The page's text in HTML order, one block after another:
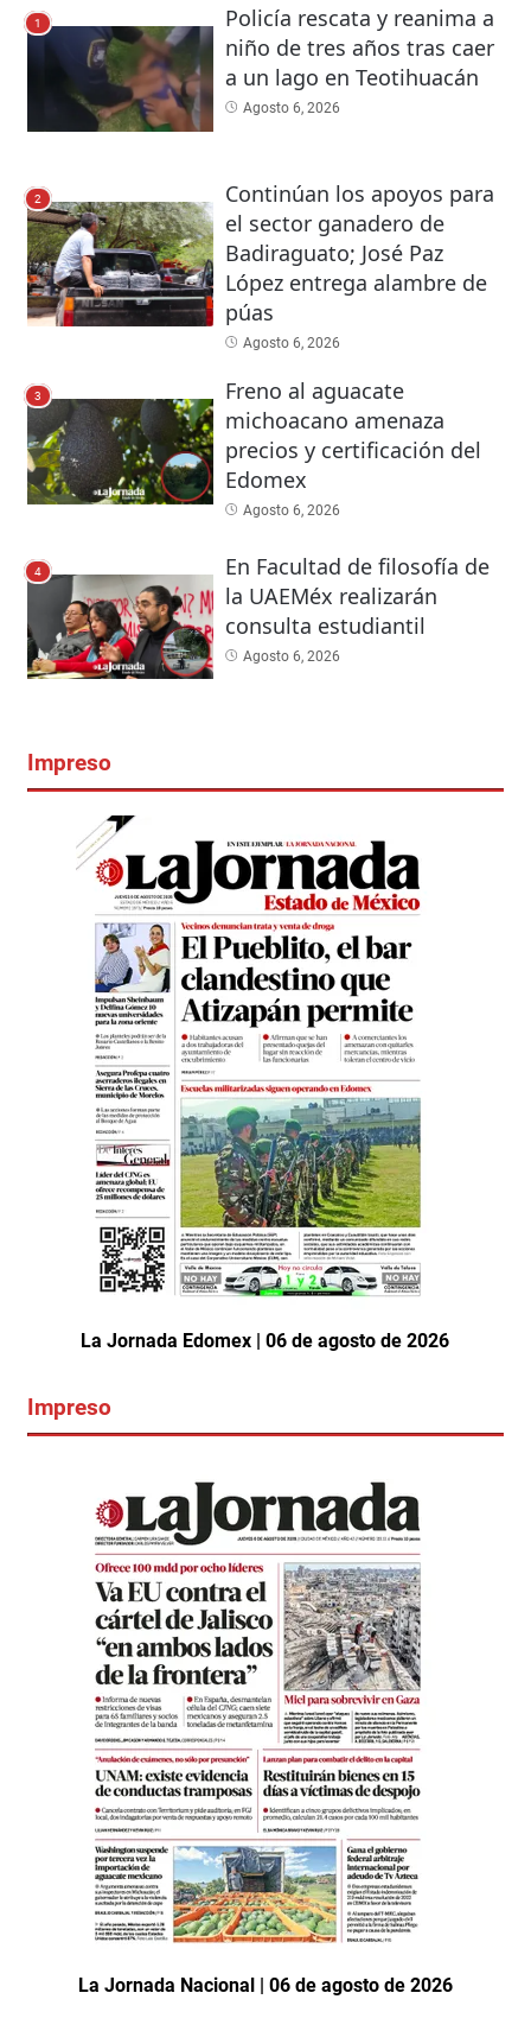
1
Policía rescata y reanima a
niño de tres años tras caer
a un lago en Teotihuacán
Agosto 6, 2026
2
Continúan los apoyos para
el sector ganadero de
Badiraguato; José Paz
López entrega alambre de
púas
Agosto 6, 2026
3
Freno al aguacate
michoacano amenaza
precios y certificación del
Edomex
Agosto 6, 2026
4
En Facultad de filosofía de
la UAEMéx realizarán
consulta estudiantil
Agosto 6, 2026
Impreso
La Jornada Edomex | 06 de agosto de 2026
Impreso
La Jornada Nacional | 06 de agosto de 2026